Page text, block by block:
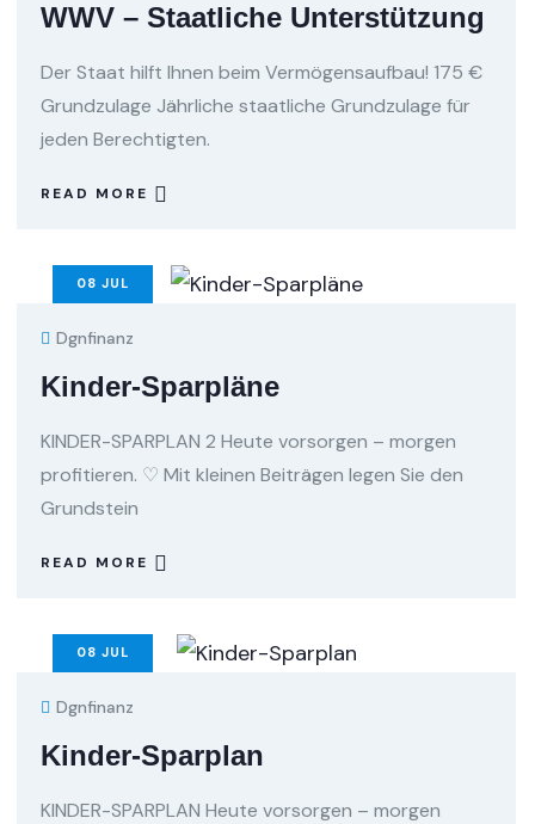
WWV – Staatliche Unterstützung
Der Staat hilft Ihnen beim Vermögensaufbau! 175 €
Grundzulage Jährliche staatliche Grundzulage für
jeden Berechtigten.
READ MORE
08 JUL
Dgnfinanz
Kinder-Sparpläne
KINDER-SPARPLAN 2 Heute vorsorgen – morgen
profitieren. ♡ Mit kleinen Beiträgen legen Sie den
Grundstein
READ MORE
08 JUL
Dgnfinanz
Kinder-Sparplan
KINDER-SPARPLAN Heute vorsorgen – morgen